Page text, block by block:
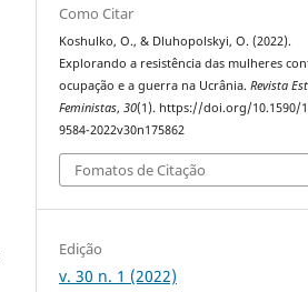
Como Citar
Koshulko, O., & Dluhopolskyi, O. (2022).
Explorando a resistência das mulheres
ocupação e a guerra na Ucrânia.Revista
Feministas,30(1). https://doi.org/10.1590/
9584-2022v30n175862
Fomatos de Citação
Edição
v. 30 n. 1 (2022)